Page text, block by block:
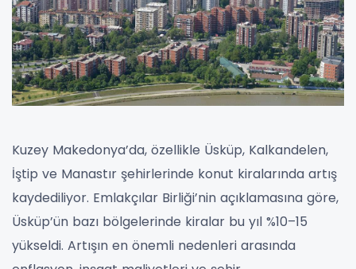
Kuzey Makedonya’da, özellikle Üsküp, Kalkandelen,
İştip ve Manastır şehirlerinde konut kiralarında artış
kaydediliyor. Emlakçılar Birliği’nin açıklamasına göre,
Üsküp’ün bazı bölgelerinde kiralar bu yıl %10–15
yükseldi. Artışın en önemli nedenleri arasında